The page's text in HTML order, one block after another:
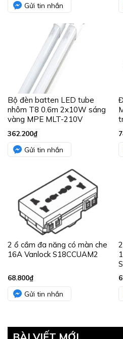
Gửi tin nhắn
Bộ đèn batten LED tube
nhôm T8 0.6m 2x10W sáng
vàng MPE MLT-210V
362.200₫
Gửi tin nhắn
2 ổ cắm đa năng có màn che
16A Vanlock S18CCUAM2
68.800₫
Gửi tin nhắn